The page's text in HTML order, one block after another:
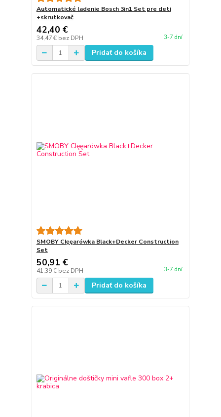
Automatické ladenie Bosch 3in1 Set pre deti
+skrutkovač
42,40 €
34,47 € bez DPH 3-7 dní
Pridať do košíka
SMOBY CIęęarówka Black+Decker Construction
Set
50,91 €
41,39 € bez DPH 3-7 dní
Pridať do košíka